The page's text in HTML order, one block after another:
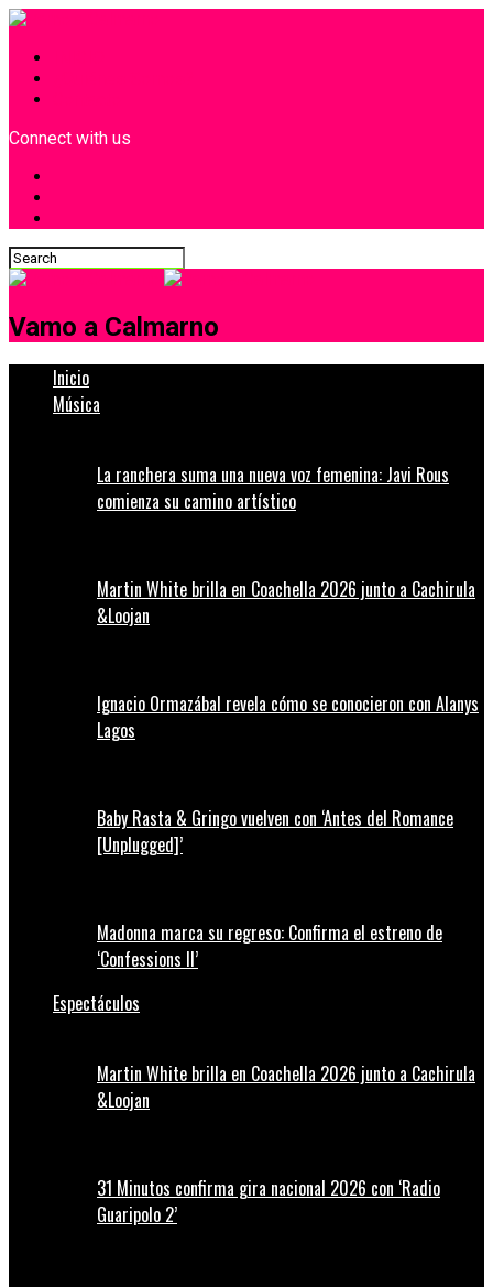
Connect with us
Vamo a Calmarno
Inicio
Música
La ranchera suma una nueva voz femenina: Javi Rous
comienza su camino artístico
Martin White brilla en Coachella 2026 junto a Cachirula
&Loojan
Ignacio Ormazábal revela cómo se conocieron con Alanys
Lagos
Baby Rasta & Gringo vuelven con ‘Antes del Romance
[Unplugged]’
Madonna marca su regreso: Confirma el estreno de
‘Confessions II’
Espectáculos
Martin White brilla en Coachella 2026 junto a Cachirula
&Loojan
31 Minutos confirma gira nacional 2026 con ‘Radio
Guaripolo 2’